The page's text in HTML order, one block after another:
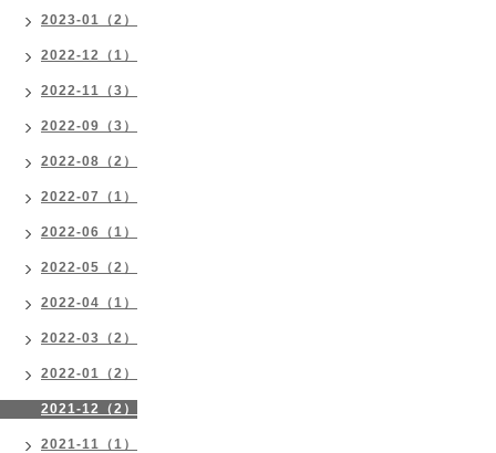
2023-01（2）
2022-12（1）
2022-11（3）
2022-09（3）
2022-08（2）
2022-07（1）
2022-06（1）
2022-05（2）
2022-04（1）
2022-03（2）
2022-01（2）
2021-12（2）
2021-11（1）